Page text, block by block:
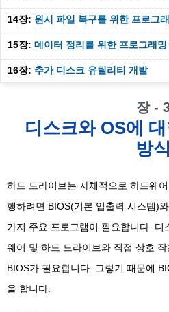
14장: 원시 파일 복구를 위한 프로그
15장: 데이터 정리를 위한 프로그래밍
16장: 추가 디스크 유틸리티 개발
장 -
디스크와 OS에
방식
하드 드라이브는 자체적으로 하드웨
행하려면 BIOS(기본 입출력 시스템)
가지 주요 프로그램이 필요합니다. 디
웨어 및 하드 드라이브와 직접 상호
BIOS가 필요합니다. 그렇기 때문에
을 합니다.